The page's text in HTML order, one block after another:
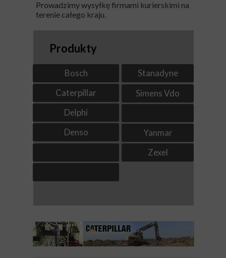
Prowadzimy wysyłkę firmami kurierskimi na
terenie całego kraju.
Produkty
Bosch
Simens Vdo
Yanmar
Delphi
Denso
Stanadyne
Caterpillar
Zexel